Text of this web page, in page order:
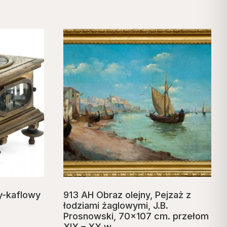
kaflowy
913 AH Obraz olejny, Pejzaż z
łodziami żaglowymi, J.B.
Prosnowski, 70×107 cm. przełom